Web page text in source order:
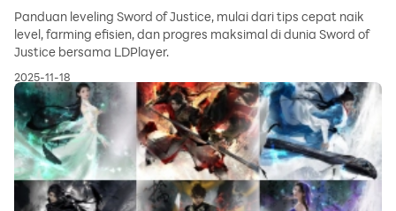
untuk Progres Maksimal
Panduan leveling Sword of Justice, mulai dari tips cepat naik
level, farming efisien, dan progres maksimal di dunia Sword of
Justice bersama LDPlayer.
2025-11-18